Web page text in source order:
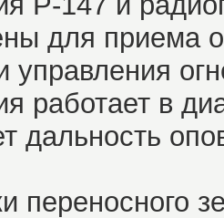
для приема
управления
работает в
дальность
переносного